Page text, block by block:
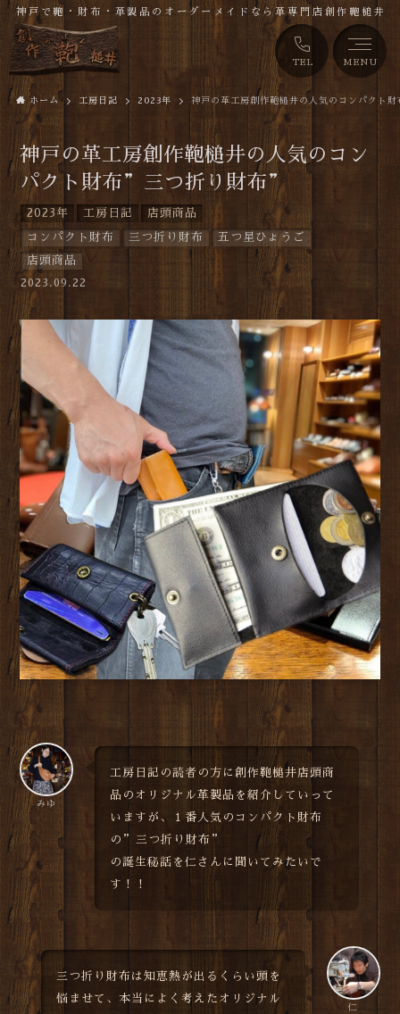
TEL MENU
神戸で鞄・財布・革製品のオーダーメイドなら革専門店創作鞄槌井
ホーム 工房日記 2023年 神戸の革工房創作鞄槌井の人気のコンパクト
神戸の革工房創作鞄槌井の人気のコン
パクト財布”三つ折り財布”
2023年 工房日記 店頭商品
コンパクト財布 三つ折り財布 五つ星ひょうご
店頭商品
2023.09.22
みゆ
工房日記の読者の方に創作鞄槌井店頭商
品のオリジナル革製品を紹介していって
いますが、１番人気のコンパクト財布
の”三つ折り財布”
の誕生秘話を仁さんに聞いてみたいで
す！！
仁
三つ折り財布は知恵熱が出るくらい頭を
悩ませて、本当によく考えたオリジナル